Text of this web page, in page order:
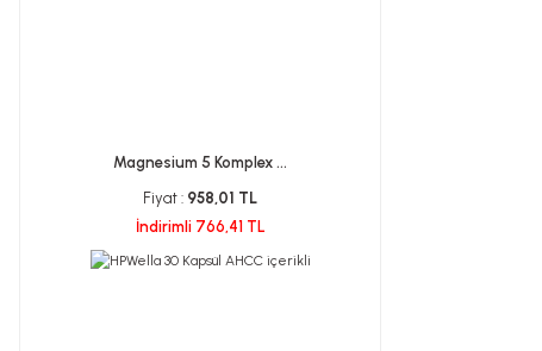
Magnesium 5 Komplex ...
Fiyat : 958,01 TL
İndirimli 766,41 TL